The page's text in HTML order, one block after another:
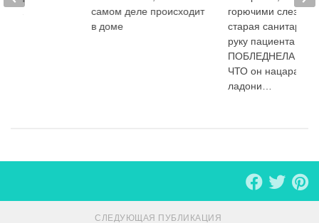
самом деле происходит
в доме
горючими
старая санитарка
руку пациента и
ПОБЛЕДНЕЛА от
ЧТО он нацарапал
ладони…
СЛЕДУЮЩАЯ ПУБЛИКАЦИЯ